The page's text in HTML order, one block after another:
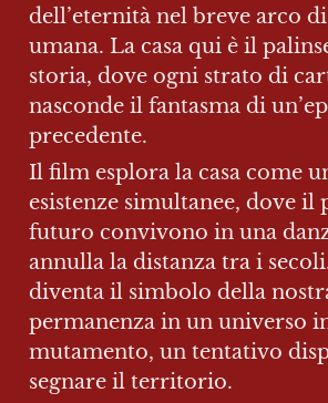
dell’eternità nel breve arco
umana. La casa qui è il
storia, dove ogni strato di
nasconde il fantasma di
precedente.
Il film esplora la casa come
esistenze simultanee, dove il
futuro convivono in una
annulla la distanza tra i
diventa il simbolo della
permanenza in un universo
mutamento, un tentativo
segnare il territorio.